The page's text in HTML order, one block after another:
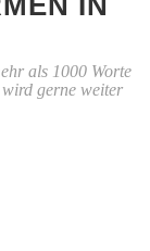
als 1000 Worte
gerne weiter